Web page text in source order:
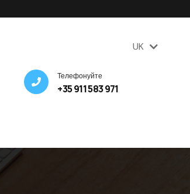
Телефонуйте
+35 911 583 971
UK
RU